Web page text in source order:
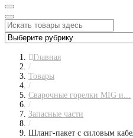
Главная
/
Товары
/
Сварочные горелки MIG и...
/
Запасные части
/
Шланг-пакет с силовым